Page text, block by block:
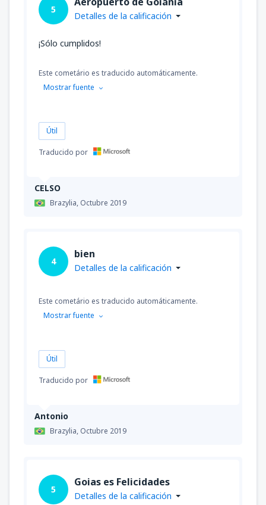
CELSO
Brazylia, Octubre 2019
5
Detalles de la calificación
¡Sólo cumplidos!
Este cometário es traducido automáticamente.
Mostrar fuente
Útil
Traducido por
Antonio
Brazylia, Octubre 2019
4
bien
Detalles de la calificación
Este cometário es traducido automáticamente.
Mostrar fuente
Útil
Traducido por
5
Goias es Felicidades
Detalles de la calificación